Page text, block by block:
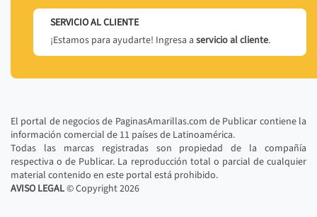
SERVICIO AL CLIENTE
¡Estamos para ayudarte! Ingresa a servicio al cliente.
El portal de negocios de PaginasAmarillas.com de Publicar contiene la
información comercial de 11 países de Latinoamérica.
Todas las marcas registradas son propiedad de la compañía
respectiva o de Publicar. La reproducción total o parcial de cualquier
material contenido en este portal está prohibido.
AVISO LEGAL© Copyright2026